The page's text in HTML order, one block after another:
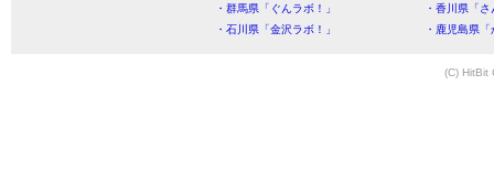
・群馬県「ぐんラボ！」
・香川県「
・石川県「金沢ラボ！」
・鹿児島県
(C) HitBit